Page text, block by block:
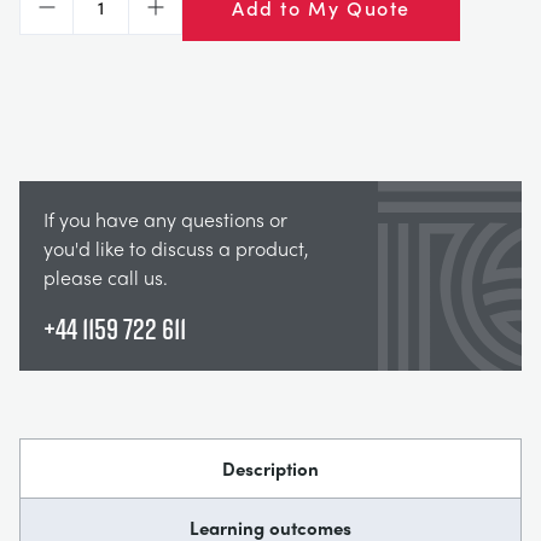
Decrease Increase Add to My Quote
If you have any questions or
you'd like to discuss a product,
please call us.
+44 1159 722 611
Description
Learning outcomes